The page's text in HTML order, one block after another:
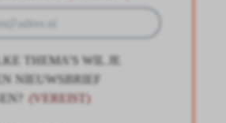
THEMA’S WIL JE
NIEUWSBRIEF
(VEREIST)